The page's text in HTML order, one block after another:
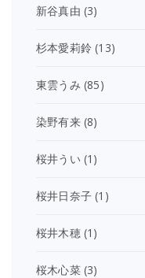
新谷真由 (3)
杉本愛莉鈴 (13)
東雲うみ (85)
染野有来(8)
桜井うい (1)
桜井日奈子 (1)
桜井木穂(1)
桜木心菜(3)